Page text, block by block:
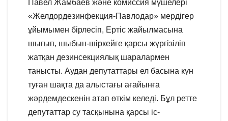
Павел Жамбаев және комиссия мүшелері
«Желдордезинфекция-Павлодар» мердігер
ұйымымен бірлесіп, Ертіс жайылмасына
шығып, шыбын-шіркейге қарсы жүргізіліп
жатқан дезинсекциялық шаралармен
танысты. Аудан депутаттары ел басына күн
туған шақта да алыстағы ағайынға
жәрдемдескенін атап өткім келеді. Бұл ретте
депутаттар су тасқынына қарсы іс-